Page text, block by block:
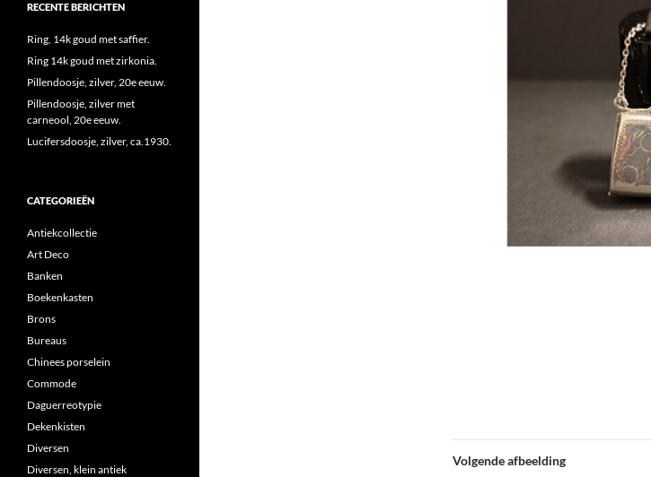
Volgende afbeelding
RECENTE BERICHTEN
Ring, 14k goud met saffier.
Ring 14k goud met zirkonia.
Pillendoosje, zilver, 20e eeuw.
Pillendoosje, zilver met
carneool, 20e eeuw.
Lucifersdoosje, zilver, ca.1930.
CATEGORIEËN
Antiekcollectie
Art Deco
Banken
Boekenkasten
Brons
Bureaus
Chinees porselein
Commode
Daguerreotypie
Dekenkisten
Diversen
Diversen, klein antiek